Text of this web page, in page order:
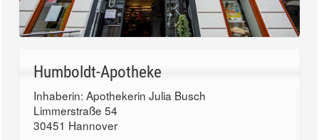
Humboldt-Apotheke
Inhaberin: Apothekerin Julia Busch
Limmerstraße 54
30451 Hannover